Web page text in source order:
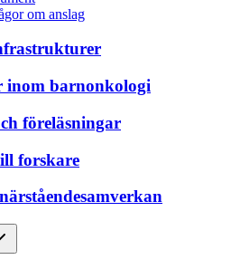
om anslag
inom barnonkologi
föreläsningar
forskare